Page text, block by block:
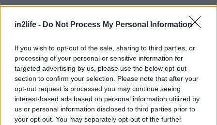
in2life - Do Not Process My Personal Information
If you wish to opt-out of the sale, sharing to third parties, or
processing of your personal or sensitive information for
targeted advertising by us, please use the below opt-out
section to confirm your selection. Please note that after your
opt-out request is processed you may continue seeing
interest-based ads based on personal information utilized by
us or personal information disclosed to third parties prior to
your opt-out. You may separately opt-out of the further
Αναζήτηση